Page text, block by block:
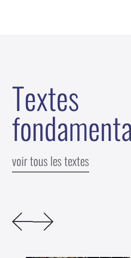
Textes
fondamenta
voir tous les textes